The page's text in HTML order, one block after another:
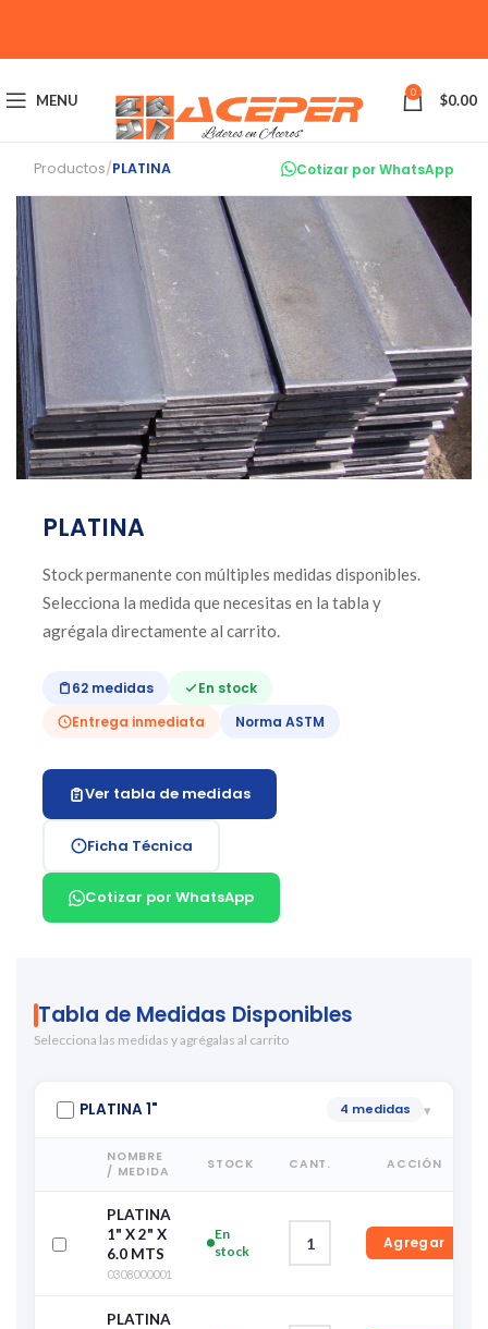
MENU 0 $0.00
Productos/PLATINA Cotizar por WhatsApp
PLATINA
Stock permanente con múltiples medidas disponibles.
Selecciona la medida que necesitas en la tabla y
agrégala directamente al carrito.
62 medidas
En stock
Entrega inmediata
Norma ASTM
Ver tabla de medidas
Ficha Técnica
Cotizar por WhatsApp
Tabla de Medidas Disponibles
Selecciona las medidas y agrégalas al carrito
PLATINA 1" 4 medidas ▾
NOMBRE
/ MEDIDA
STOCK CANT. ACCIÓN
PLATINA
1" X 2" X
6.0 MTS
0308000001
En
stock
Agregar
PLATINA